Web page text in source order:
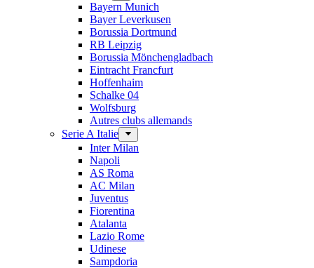
Bayern Munich
Bayer Leverkusen
Borussia Dortmund
RB Leipzig
Borussia Mönchengladbach
Eintracht Francfurt
Hoffenhaim
Schalke 04
Wolfsburg
Autres clubs allemands
Serie A Italie
Inter Milan
Napoli
AS Roma
AC Milan
Juventus
Fiorentina
Atalanta
Lazio Rome
Udinese
Sampdoria